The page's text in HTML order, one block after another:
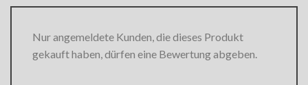
Nur angemeldete Kunden, die dieses Produkt
gekauft haben, dürfen eine Bewertung abgeben.